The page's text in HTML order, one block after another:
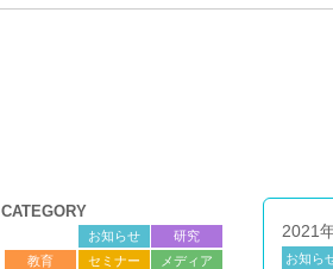
2021
お知ら
CATEGORY
お知らせ
研究
教育
セミナー
メディア